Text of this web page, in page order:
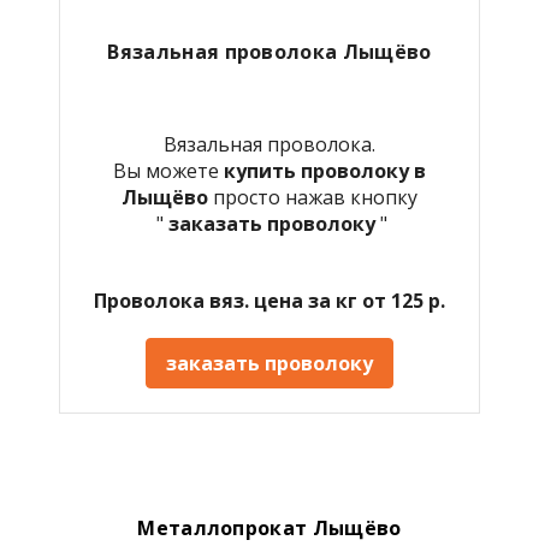
Вязальная проволока Лыщёво
Вязальная проволока.
Вы можете купить проволоку в
Лыщёво просто нажав кнопку
" заказать проволоку"
Проволока вяз. цена за кг от 125 р.
заказать проволоку
Металлопрокат Лыщёво